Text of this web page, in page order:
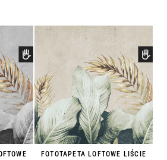
FOTOTAPETA LOFTOWE LIŚCIE